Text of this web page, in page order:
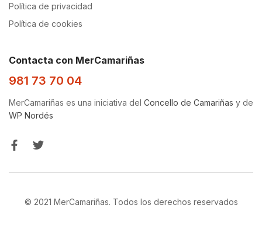
Política de privacidad
Política de cookies
Contacta con MerCamariñas
981 73 70 04
MerCamariñas es una iniciativa del Concello de Camariñas y de
WP Nordés
© 2021 MerCamariñas. Todos los derechos reservados